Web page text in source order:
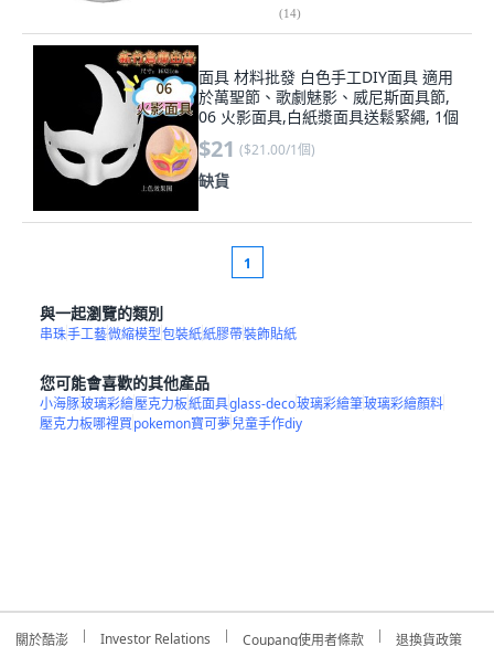
(14)
面具 材料批發 白色手工DIY面具 適用
於萬聖節、歌劇魅影、威尼斯面具節,
06 火影面具,白紙漿面具送鬆緊繩, 1個
$21 ($21.00/1個)
缺貨
1
與一起瀏覽的類別
串珠手工藝微縮模型包裝紙紙膠帶裝飾貼紙
您可能會喜歡的其他產品
小海豚玻璃彩繪壓克力板紙面具glass-deco玻璃彩繪筆玻璃彩繪顏料
壓克力板哪裡買pokemon寶可夢兒童手作diy
關於酷澎 Investor Relations Coupang使用者條款 退換貨政策